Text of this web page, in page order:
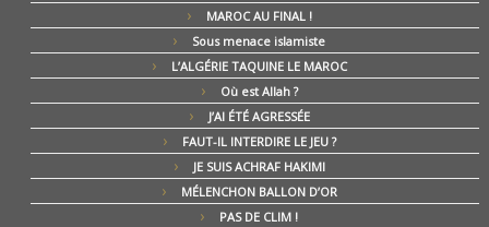
MAROC AU FINAL !
Sous menace islamiste
L’ALGÉRIE TAQUINE LE MAROC
Où est Allah ?
J’AI ÉTÉ AGRESSÉE
FAUT-IL INTERDIRE LE JEU ?
JE SUIS ACHRAF HAKIMI
MÉLENCHON BALLON D’OR
PAS DE CLIM !